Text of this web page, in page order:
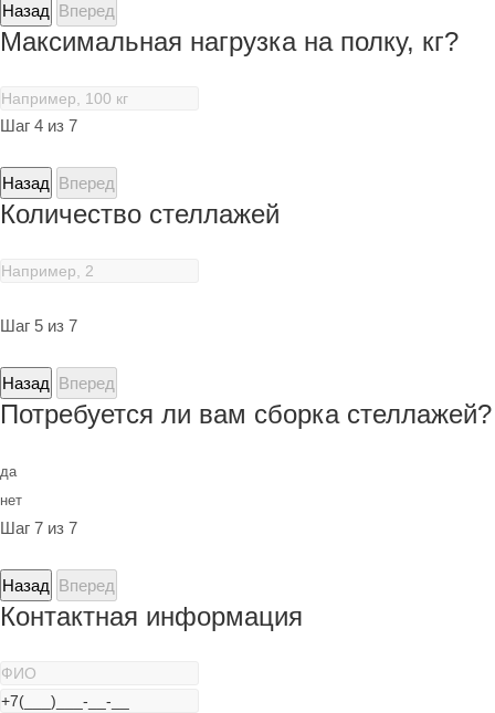
Назад Вперед
Максимальная нагрузка на полку, кг?
Шаг 4 из 7
Назад Вперед
Количество стеллажей
Шаг 5 из 7
Назад Вперед
Потребуется ли вам сборка стеллажей?
да
нет
Шаг 7 из 7
Назад Вперед
Контактная информация